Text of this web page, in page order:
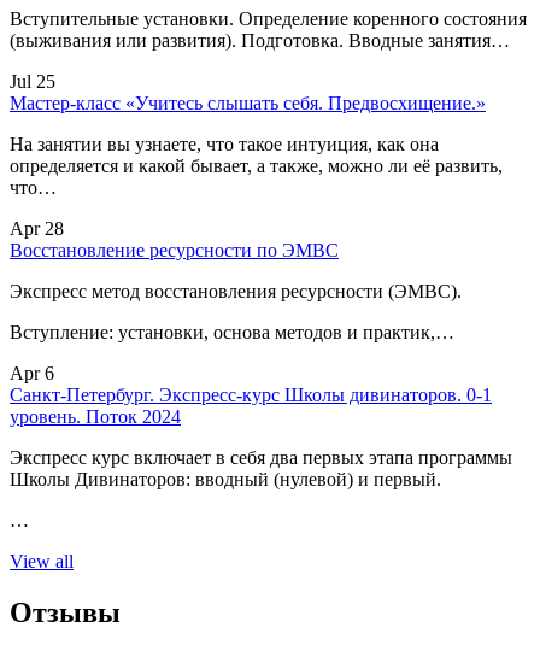
Вступительные установки. Определение коренного состояния
(выживания или развития). Подготовка. Вводные занятия…
Jul 25
Мастер-класс «Учитесь слышать себя. Предвосхищение.»
На занятии вы узнаете, что такое интуиция, как она
определяется и какой бывает, а также, можно ли её развить,
что…
Apr 28
Восстановление ресурсности по ЭМВС
Экспресс метод восстановления ресурсности (ЭМВС).
Вступление: установки, основа методов и практик,…
Apr 6
Санкт-Петербург. Экспресс-курс Школы дивинаторов. 0-1
уровень. Поток 2024
Экспресс курс включает в себя два первых этапа программы
Школы Дивинаторов: вводный (нулевой) и первый.
…
View all
Отзывы